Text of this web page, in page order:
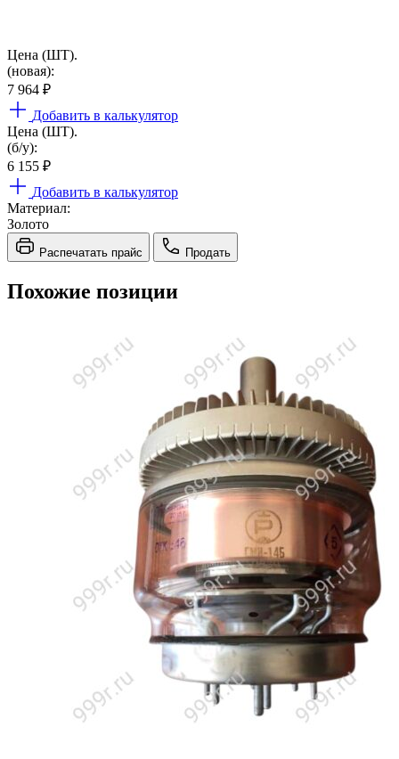
Цена (ШТ).
(новая):
7 964 ₽
Добавить в калькулятор
Цена (ШТ).
(б/у):
6 155 ₽
Добавить в калькулятор
Материал:
Золото
Распечатать прайс Продать
Похожие позиции